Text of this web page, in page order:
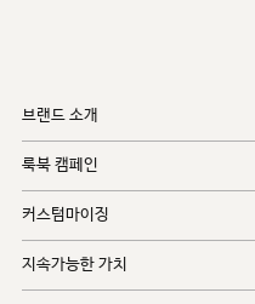
브랜드 소개
룩북 캠페인
커스텀마이징
지속가능한 가치